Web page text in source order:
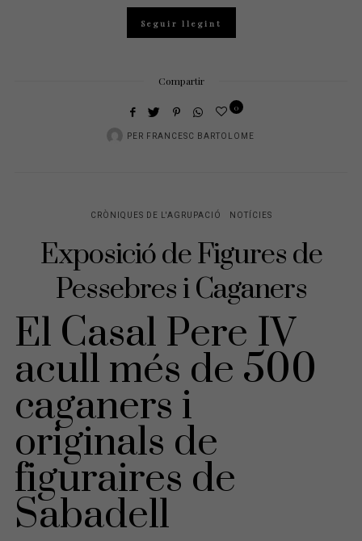
Seguir llegint
Compartir
PER FRANCESC BARTOLOME
0
CRÒNIQUES DE L'AGRUPACIÓ NOTÍCIES
Exposició de Figures de
Pessebres i Caganers
El Casal Pere IV
acull més de 500
caganers i
originals de
figuraires de
Sabadell